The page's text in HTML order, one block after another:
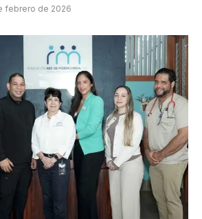
febrero de 2026